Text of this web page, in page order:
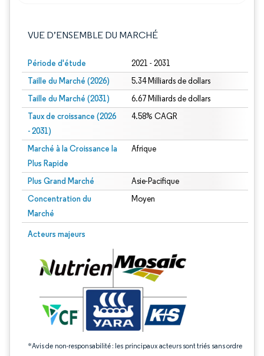
VUE D’ENSEMBLE DU MARCHÉ
Période d'étude 2021 - 2031
Taille du Marché (2026) 5.34 Milliards de dollars
Taille du Marché (2031) 6.67 Milliards de dollars
Taux de croissance (2026
- 2031)
4.58% CAGR
Marché à la Croissance la
Plus Rapide
Afrique
Plus Grand Marché Asie-Pacifique
Concentration du
Marché
Moyen
Acteurs majeurs
*Avis de non-responsabilité : les principaux acteurs sont triés sans ordre
Image © Mordor Intelligence. La réutilisation nécessite une attribution sous CC